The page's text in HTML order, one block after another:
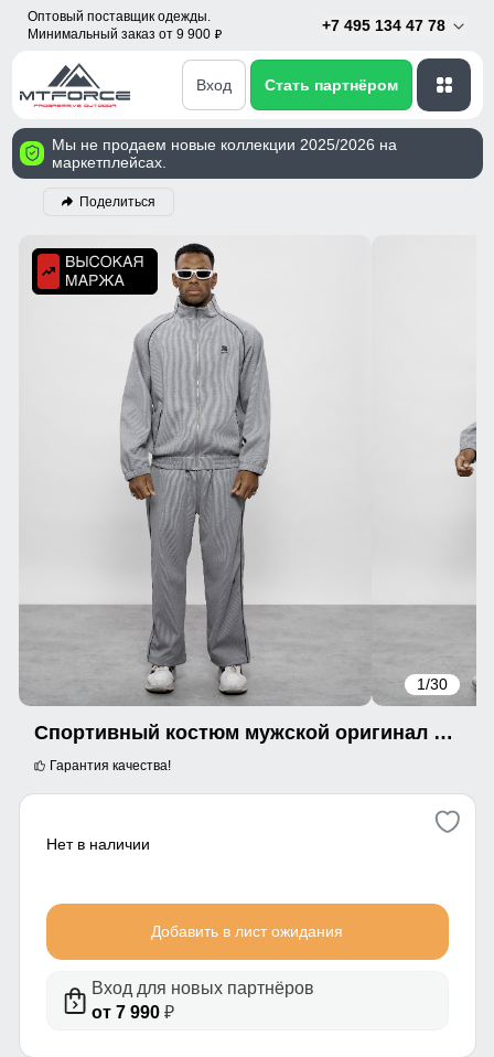
Оптовый поставщик одежды.
Минимальный заказ от 9 900 p
+7 495 134 47 78
Вход Стать партнёром
Мы не продаем новые коллекции 2025/2026 на
маркетплейсах.
Поделиться
1/30
Спортивный костюм мужской оригинал серого цвета 15005Sr
Гарантия качества!
Нет в наличии
Добавить в лист ожидания
Вход для новых партнёров
от 7 990₽